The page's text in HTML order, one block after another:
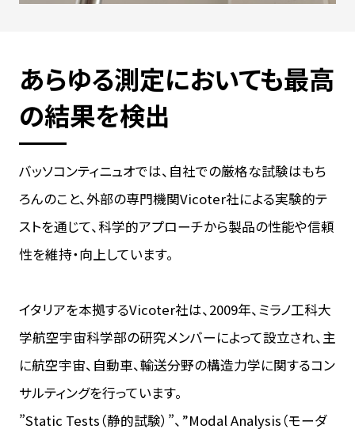
あらゆる測定においても最高
の結果を検出
バッソコンティニュオでは、自社での厳格な試験はもち
ろんのこと、外部の専門機関Vicoter社による実験的テ
ストを通じて、科学的アプローチから製品の性能や信頼
性を維持・向上しています。
イタリアを本拠するVicoter社は、2009年、ミラノ工科大
学航空宇宙科学部の研究メンバーによって設立され、主
に航空宇宙、自動車、輸送分野の構造力学に関するコン
サルティングを行っています。
”Static Tests（静的試験）”、”Modal Analysis（モーダ